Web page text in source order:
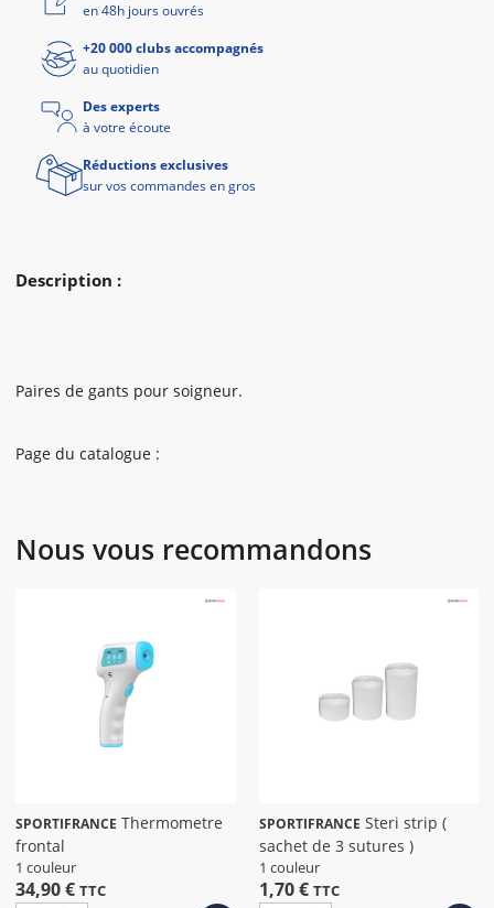
Description :
Paires de gants pour soigneur.
Page du catalogue :
en 48h jours ouvrés
+20 000 clubs accompagnés
au quotidien
Des experts
à votre écoute
Réductions exclusives
sur vos commandes en gros
Nous vous recommandons
SPORTIFRANCE
frontal
1 couleur
34,90 € TTC
SPORTIFRANCE
sachet de 3 sutures )
1 couleur
1,70 € TTC